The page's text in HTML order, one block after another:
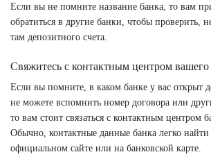
Если вы не помните название банка, то вам
обратиться в другие банки, чтобы проверить,
там депозитного счета.
Свяжитесь с контактным центром вашего
Если вы помните, в каком банке у вас открыт
не можете вспомнить номер договора или
то вам стоит связаться с контактным центром
Обычно, контактные данные банка легко найти
официальном сайте или на банковской карте.